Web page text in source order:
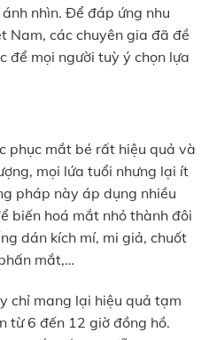
nhìn. Để đáp ứng nhu
Nam, các chuyên gia đã đề
để mọi người tuỳ ý chọn lựa
phục mắt bé rất hiệu quả và
mọi lứa tuổi nhưng lại ít
pháp này áp dụng nhiều
biến hoá mắt nhỏ thành đôi
dán kích mí, mi giả, chuốt
mắt,…
chỉ mang lại hiệu quả tạm
từ 6 đến 12 giờ đồng hồ.